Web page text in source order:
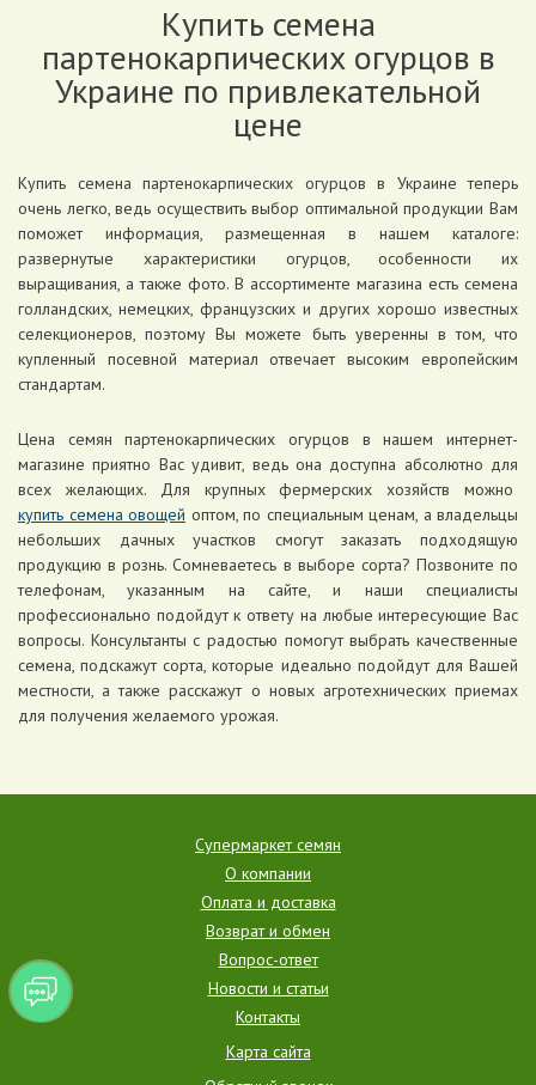
Купить семена
партенокарпических огурцов в
Украине по привлекательной
цене
Купить семена партенокарпических огурцов в Украине теперь
очень легко, ведь осуществить выбор оптимальной продукции Вам
поможет информация, размещенная в нашем каталоге:
развернутые характеристики огурцов, особенности их
выращивания, а также фото. В ассортименте магазина есть семена
голландских, немецких, французских и других хорошо известных
селекционеров, поэтому Вы можете быть уверенны в том, что
купленный посевной материал отвечает высоким европейским
стандартам.
Цена семян партенокарпических огурцов в нашем интернет-
магазине приятно Вас удивит, ведь она доступна абсолютно для
всех желающих. Для крупных фермерских хозяйств можно
купить семена овощей оптом, по специальным ценам, а владельцы
небольших дачных участков смогут заказать подходящую
продукцию в рознь. Сомневаетесь в выборе сорта? Позвоните по
телефонам, указанным на сайте, и наши специалисты
профессионально подойдут к ответу на любые интересующие Вас
вопросы. Консультанты с радостью помогут выбрать качественные
семена, подскажут сорта, которые идеально подойдут для Вашей
местности, а также расскажут о новых агротехнических приемах
для получения желаемого урожая.
Супермаркет семян
О компании
Оплата и доставка
Возврат и обмен
Вопрос-ответ
Новости и статьи
Контакты
Карта сайта